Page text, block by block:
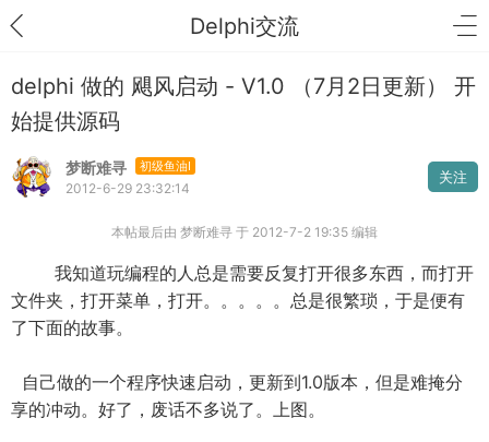
Delphi交流
delphi 做的 飓风启动 - V1.0 （7月2日更新） 开
始提供源码
梦断难寻 初级鱼油I
2012-6-29 23:32:14
关注
本帖最后由 梦断难寻 于 2012-7-2 19:35 编辑
我知道玩编程的人总是需要反复打开很多东西，而打开
文件夹，打开菜单，打开。。。。。总是很繁琐，于是便有
了下面的故事。
自己做的一个程序快速启动，更新到1.0版本，但是难掩分
享的冲动。好了，废话不多说了。上图。